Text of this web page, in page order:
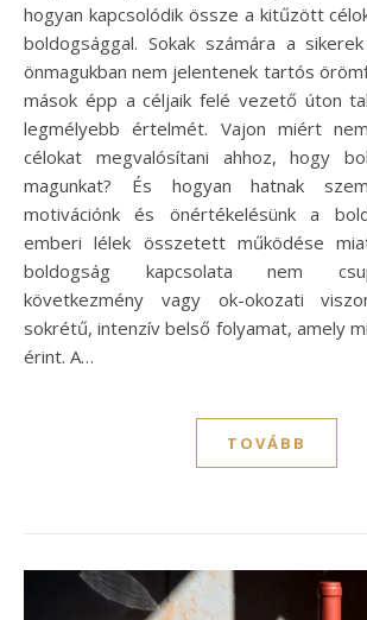
hogyan kapcsolódik össze a kitűzött
boldogsággal. Sokak számára a
önmagukban nem jelentenek tartós
mások épp a céljaik felé vezető úton
legmélyebb értelmét. Vajon miért
célokat megvalósítani ahhoz, hogy
magunkat? És hogyan hatnak
motivációnk és önértékelésünk a
emberi lélek összetett működése
boldogság kapcsolata nem
következmény vagy ok-okozati
sokrétű, intenzív belső folyamat, amely
érint. A…
TOVÁBB